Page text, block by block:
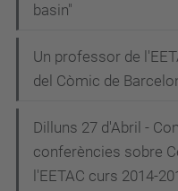
basin"
Un professor de
del Còmic de
Dilluns 27 d'Abril -
conferències sobre
l'EETAC curs 2014-